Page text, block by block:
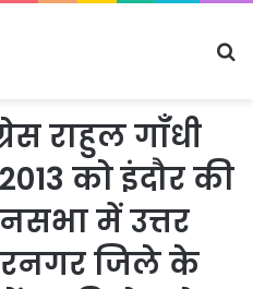
राहुल गाँधी
को इंदौर की
में उत्तर
जिले के